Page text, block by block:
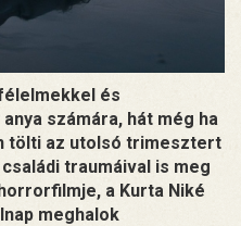
és
számára, hát még ha
tölti az utolsó trimesztert
traumáival is meg
a Kurta Niké
meghalok